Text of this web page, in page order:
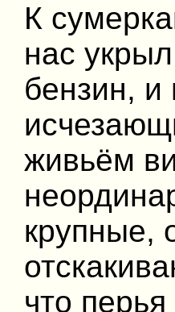
К
нас
бензин, и
живьём
крупные,
что